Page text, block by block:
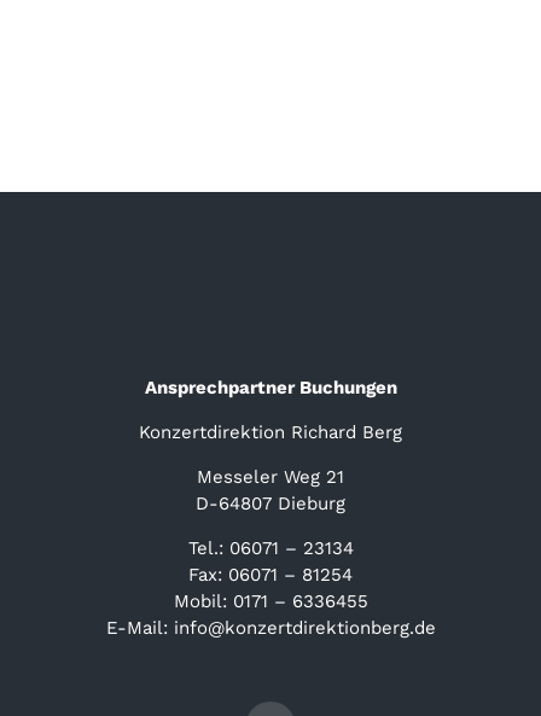
Ansprechpartner Buchungen
Konzertdirektion Richard Berg
Messeler Weg 21
D-64807 Dieburg
Tel.: 06071 – 23134
Fax: 06071 – 81254
Mobil: 0171 – 6336455
E-Mail: info@konzertdirektionberg.de